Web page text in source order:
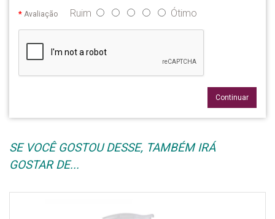
Avaliação Ruim Ótimo
Continuar
SE VOCÊ GOSTOU DESSE, TAMBÉM IRÁ
GOSTAR DE...